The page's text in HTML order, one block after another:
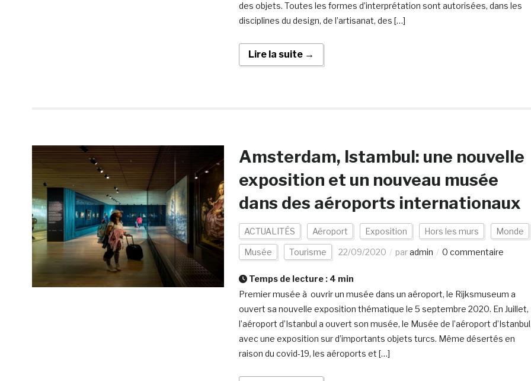
des objets. Toutes les formes d’interprétation sont autorisées, dans les
disciplines du design, de l’artisanat, des […]
Lire la suite →
Amsterdam, Istambul: une nouvelle
exposition et un nouveau musée
dans des aéroports internationaux
ACTUALITÉS Aéroport Exposition Hors les murs Monde
Musée Tourisme 22/09/2020 paradmin 0 commentaire
Temps de lecture : 4 min
Premier musée à ouvrir un musée dans un aéroport, le Rijksmuseum a
ouvert sa nouvelle exposition thématique le 5 septembre 2020. En Juillet,
l’aéroport d’Istanbul a ouvert son musée, le Musée de l’aéroport
avec une exposition sur d’importants objets turcs. Même désertés en
raison du covid-19, les aéroports et […]